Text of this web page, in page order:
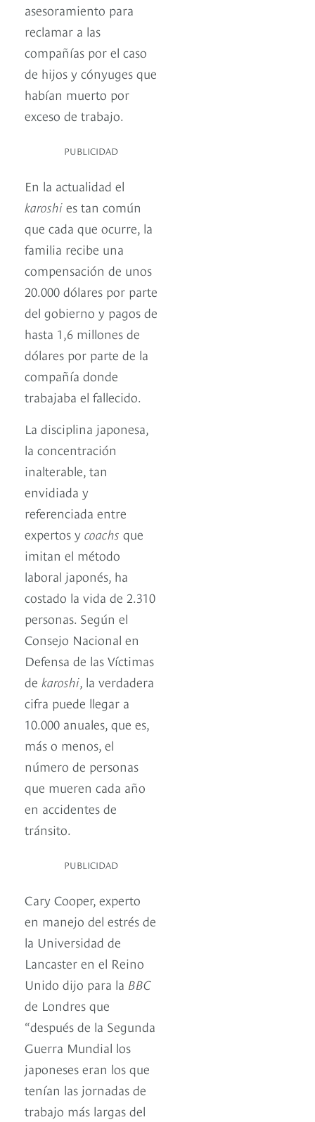
asesoramiento para
reclamar a las
compañías por el caso
de hijos y cónyuges que
habían muerto por
exceso de trabajo.
PUBLICIDAD
En la actualidad el
karoshi es tan común
que cada que ocurre, la
familia recibe una
compensación de unos
20.000 dólares por parte
del gobierno y pagos de
hasta 1,6 millones de
dólares por parte de la
compañía donde
trabajaba el fallecido.
La disciplina japonesa,
la concentración
inalterable, tan
envidiada y
referenciada entre
expertos y coachs que
imitan el método
laboral japonés, ha
costado la vida de 2.310
personas. Según el
Consejo Nacional en
Defensa de las Víctimas
de karoshi, la verdadera
cifra puede llegar a
10.000 anuales, que es,
más o menos, el
número de personas
que mueren cada año
en accidentes de
tránsito.
PUBLICIDAD
Cary Cooper, experto
en manejo del estrés de
la Universidad de
Lancaster en el Reino
Unido dijo para la BBC
de Londres que
“después de la Segunda
Guerra Mundial los
japoneses eran los que
tenían las jornadas de
trabajo más largas del